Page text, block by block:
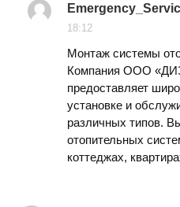
18:12
Монтаж системы
Компания ООО
предоставляет
установке и
различных типов.
отопительных
коттеджах,